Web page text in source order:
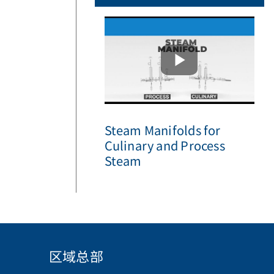
Steam Manifolds for
Culinary and Process
Steam
区域总部